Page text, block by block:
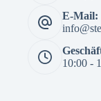
E-Mail:
10:00 -